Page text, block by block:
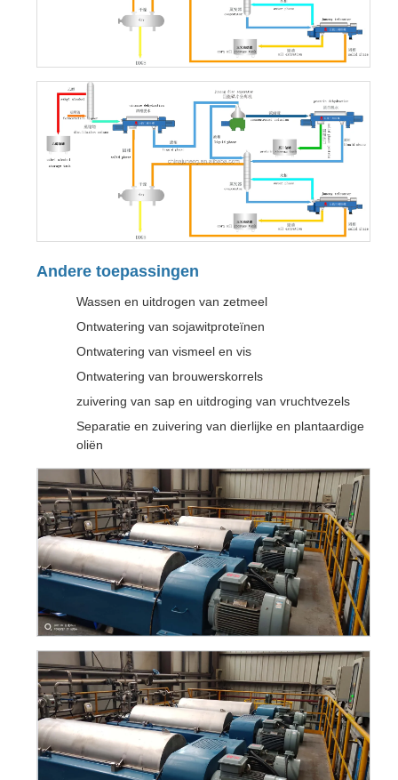
Andere toepassingen
Wassen en uitdrogen van zetmeel
Ontwatering van sojawitproteïnen
Ontwatering van vismeel en vis
Ontwatering van brouwerskorrels
zuivering van sap en uitdroging van vruchtvezels
Separatie en zuivering van dierlijke en plantaardige
oliën